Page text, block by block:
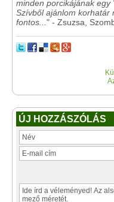
minden porcikájának egy
Szívből ajánlom korhatár
fontos... " - Zsuzsa,
ÚJ HOZZÁSZÓLÁS